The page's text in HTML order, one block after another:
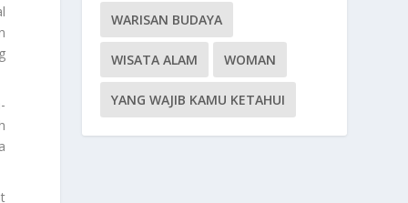
WARISAN BUDAYA
WISATA ALAM WOMAN
YANG WAJIB KAMU KETAHUI